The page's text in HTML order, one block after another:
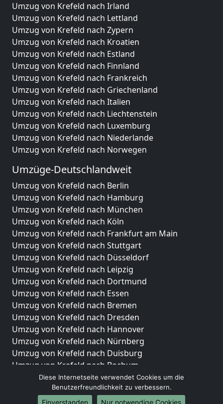
Umzug von Krefeld nach Irland
Umzug von Krefeld nach Lettland
Umzug von Krefeld nach Zypern
Umzug von Krefeld nach Kroatien
Umzug von Krefeld nach Estland
Umzug von Krefeld nach Finnland
Umzug von Krefeld nach Frankreich
Umzug von Krefeld nach Griechenland
Umzug von Krefeld nach Italien
Umzug von Krefeld nach Liechtenstein
Umzug von Krefeld nach Luxemburg
Umzug von Krefeld nach Niederlande
Umzug von Krefeld nach Norwegen
Umzüge-Deutschlandweit
Umzug von Krefeld nach Berlin
Umzug von Krefeld nach Hamburg
Umzug von Krefeld nach München
Umzug von Krefeld nach Köln
Umzug von Krefeld nach Frankfurt am Main
Umzug von Krefeld nach Stuttgart
Umzug von Krefeld nach Düsseldorf
Umzug von Krefeld nach Leipzig
Umzug von Krefeld nach Dortmund
Umzug von Krefeld nach Essen
Umzug von Krefeld nach Bremen
Umzug von Krefeld nach Dresden
Umzug von Krefeld nach Hannover
Umzug von Krefeld nach Nürnberg
Umzug von Krefeld nach Duisburg
Umzug von Krefeld nach Bochum
Umzug von Krefeld nach Wuppertal
Umzug von Krefeld nach Bielefeld
Umzug von Krefeld nach Bonn
Diese Internetseite verwendet Cookies um die
Benutzerfreundlichkeit zu verbessern.
Einverstanden
Nur notwendige Cookies